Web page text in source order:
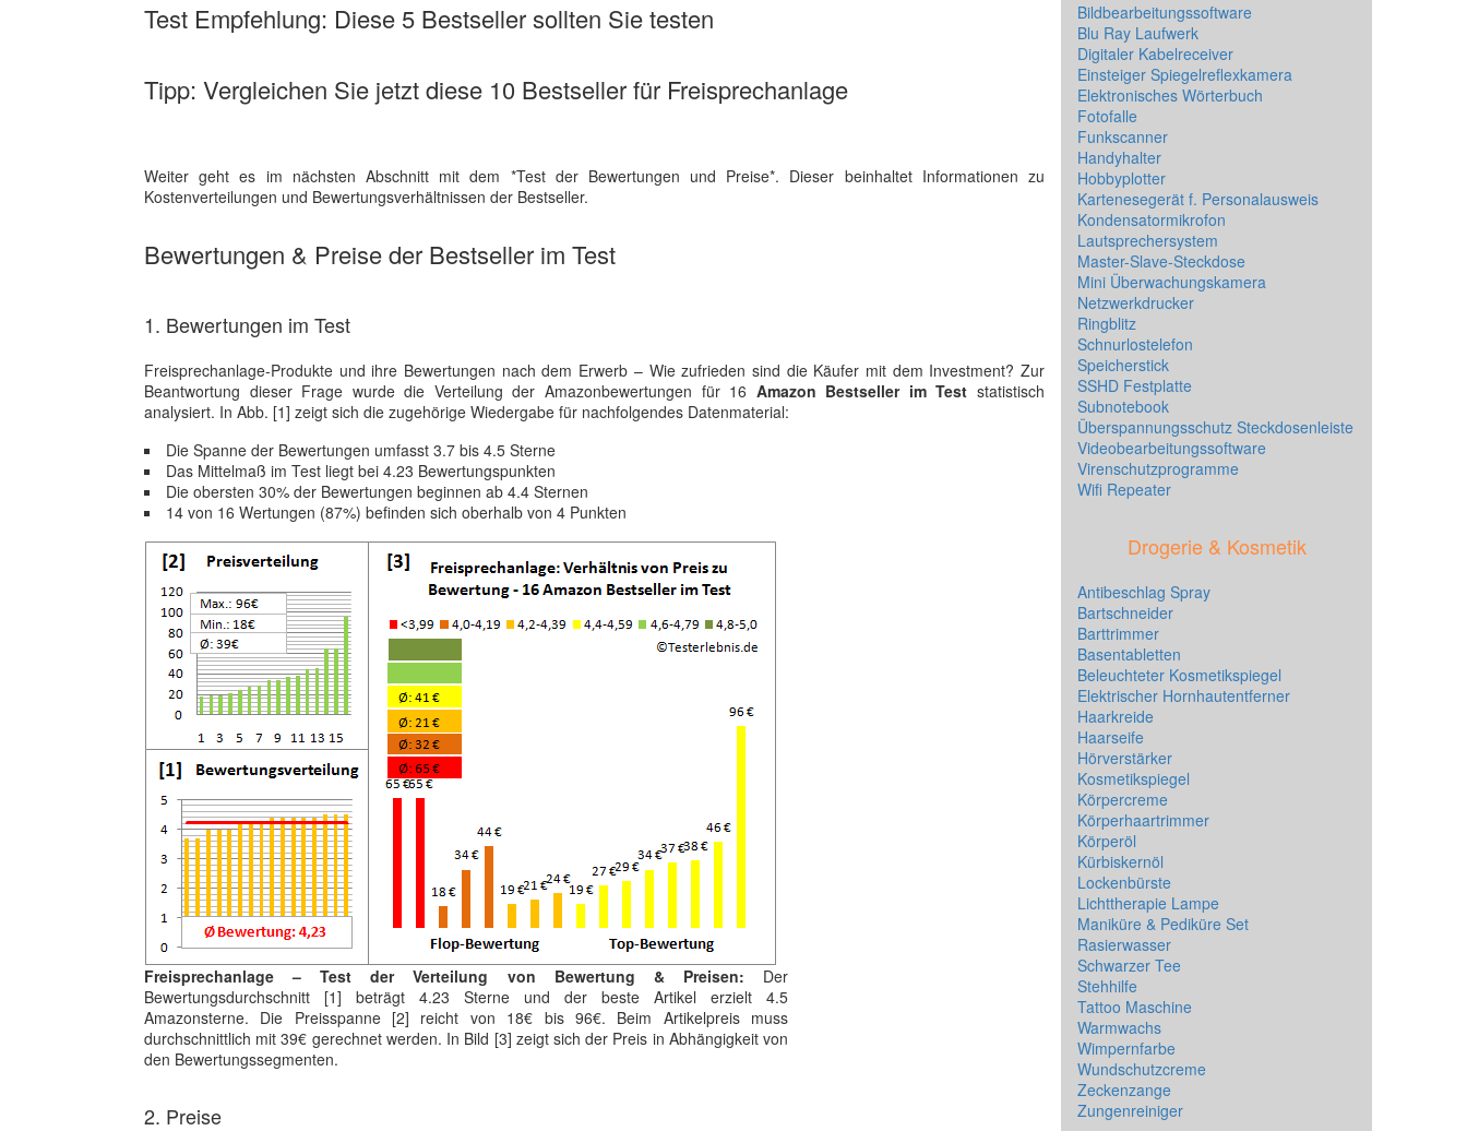
Test Empfehlung: Diese 5 Bestseller sollten Sie testen
Tipp: Vergleichen Sie jetzt diese 10 Bestseller für Freisprechanlage
Weiter geht es im nächsten Abschnitt mit dem *Test der Bewertungen und Preise*. Dieser beinhaltet Informationen zu
Kostenverteilungen und Bewertungsverhältnissen der Bestseller.
Bewertungen & Preise der Bestseller im Test
1. Bewertungen im Test
Freisprechanlage-Produkte und ihre Bewertungen nach dem Erwerb – Wie zufrieden sind die Käufer mit dem Investment? Zur
Beantwortung dieser Frage wurde die Verteilung der Amazonbewertungen für 16 Amazon Bestseller im Test statistisch
analysiert. In Abb. [1] zeigt sich die zugehörige Wiedergabe für nachfolgendes Datenmaterial:
Die Spanne der Bewertungen umfasst 3.7 bis 4.5 Sterne
Das Mittelmaß im Test liegt bei 4.23 Bewertungspunkten
Die obersten 30% der Bewertungen beginnen ab 4.4 Sternen
14 von 16 Wertungen (87%) befinden sich oberhalb von 4 Punkten
Freisprechanlage – Test der Verteilung von Bewertung & Preisen: Der
Bewertungsdurchschnitt [1] beträgt 4.23 Sterne und der beste Artikel erzielt 4.5
Amazonsterne. Die Preisspanne [2] reicht von 18€ bis 96€. Beim Artikelpreis muss
durchschnittlich mit 39€ gerechnet werden. In Bild [3] zeigt sich der Preis in Abhängigkeit von
den Bewertungssegmenten.
2. Preise
Bildbearbeitungssoftware
Blu Ray Laufwerk
Digitaler Kabelreceiver
Einsteiger Spiegelreflexkamera
Elektronisches Wörterbuch
Fotofalle
Funkscanner
Handyhalter
Hobbyplotter
Kartenesegerät f. Personalausweis
Kondensatormikrofon
Lautsprechersystem
Master-Slave-Steckdose
Mini Überwachungskamera
Netzwerkdrucker
Ringblitz
Schnurlostelefon
Speicherstick
SSHD Festplatte
Subnotebook
Überspannungsschutz Steckdosenleiste
Videobearbeitungssoftware
Virenschutzprogramme
Wifi Repeater
Drogerie & Kosmetik
Antibeschlag Spray
Bartschneider
Barttrimmer
Basentabletten
Beleuchteter Kosmetikspiegel
Elektrischer Hornhautentferner
Haarkreide
Haarseife
Hörverstärker
Kosmetikspiegel
Körpercreme
Körperhaartrimmer
Körperöl
Kürbiskernöl
Lockenbürste
Lichttherapie Lampe
Maniküre & Pediküre Set
Rasierwasser
Schwarzer Tee
Stehhilfe
Tattoo Maschine
Warmwachs
Wimpernfarbe
Wundschutzcreme
Zeckenzange
Zungenreiniger